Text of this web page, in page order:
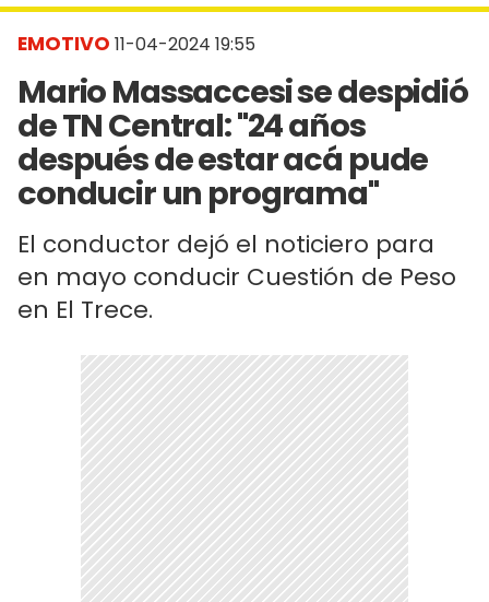
EMOTIVO 11-04-2024 19:55
Mario Massaccesi se despidió
de TN Central: "24 años
después de estar acá pude
conducir un programa"
El conductor dejó el noticiero para
en mayo conducir Cuestión de Peso
en El Trece.